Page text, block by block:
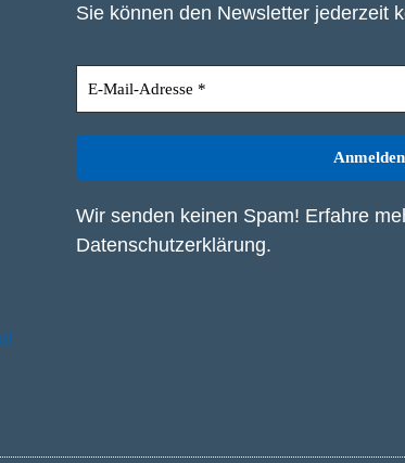
Sie können den Newsletter jederzeit
Wir senden keinen Spam! Erfahre
Datenschutzerklärung.